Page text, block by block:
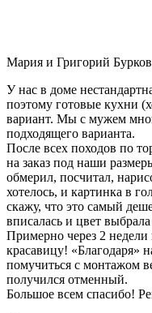
Мария и Григорий
У нас в доме
поэтому готовые кухни
вариант. Мы с мужем
подходящего варианта.
После всех походов по
на заказ под наши
обмерил, посчитал,
хотелось, и картинка в
скажу, что это самый
вписалась и цвет
Примерно через 2
красавицу!
помучиться с монтажом
получился отменный.
Большое всем спасибо!